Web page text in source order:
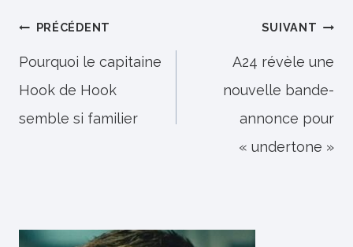
Navigation
de
l’article
PRÉCÉDENT
Pourquoi le capitaine
Hook de Hook
semble si familier
SUIVANT
A24 révèle une
nouvelle bande-
annonce pour
« undertone »